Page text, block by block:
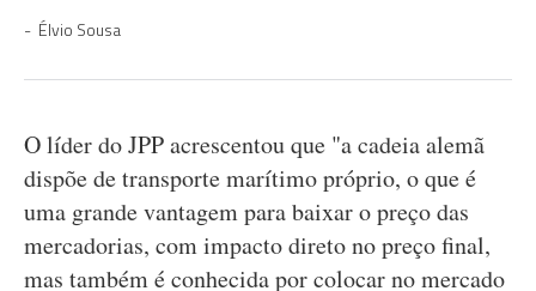
Élvio Sousa
O líder do JPP acrescentou que "a cadeia alemã
dispõe de transporte marítimo próprio, o que é
uma grande vantagem para baixar o preço das
mercadorias, com impacto direto no preço final,
mas também é conhecida por colocar no mercado